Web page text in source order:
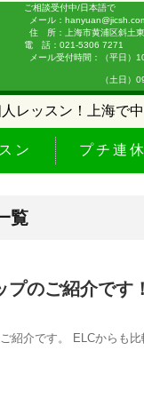
ご相談受付中/日本語で
メール：
住 所：上海市黄浦区斜土
電 話：021-5306 7271
メール受付時間：（平日）
（土日）
レッスン！上海で
ン プチ連
覧
プのご紹介です
紹介です。 ELCからも